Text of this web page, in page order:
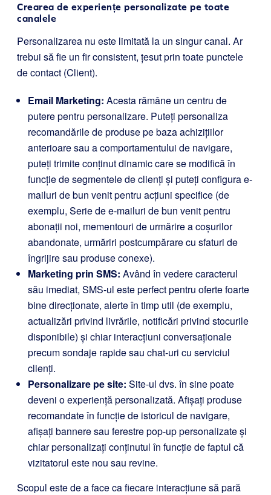
Crearea de experiențe personalizate pe toate
canalele
Personalizarea nu este limitată la un singur canal. Ar
trebui să fie un fir consistent, țesut prin toate punctele
de contact (Client).
Email Marketing: Acesta rămâne un centru de
putere pentru personalizare. Puteți personaliza
recomandările de produse pe baza achizițiilor
anterioare sau a comportamentului de navigare,
puteți trimite conținut dinamic care se modifică în
funcție de segmentele de clienți și puteți configura e-
mailuri de bun venit pentru acțiuni specifice (de
exemplu, Serie de e-mailuri de bun venit pentru
abonații noi, mementouri de urmărire a coșurilor
abandonate, urmăriri postcumpărare cu sfaturi de
îngrijire sau produse conexe).
Marketing prin SMS: Având în vedere caracterul
său imediat, SMS-ul este perfect pentru oferte foarte
bine direcționate, alerte în timp util (de exemplu,
actualizări privind livrările, notificări privind stocurile
disponibile) și chiar interacțiuni conversaționale
precum sondaje rapide sau chat-uri cu serviciul
clienți.
Personalizare pe site: Site-ul dvs. în sine poate
deveni o experiență personalizată. Afișați produse
recomandate în funcție de istoricul de navigare,
afișați bannere sau ferestre pop-up personalizate și
chiar personalizați conținutul în funcție de faptul că
vizitatorul este nou sau revine.
Scopul este de a face ca fiecare interacțiune să pară